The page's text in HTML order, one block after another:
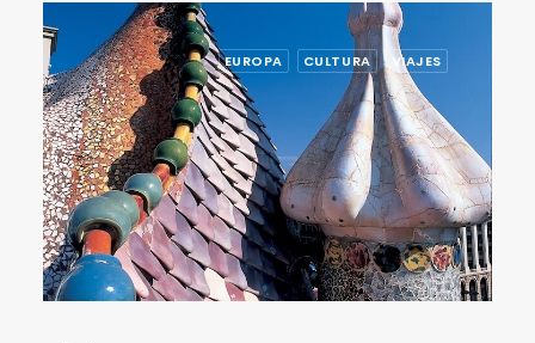
EUROPA CULTURA VIAJES